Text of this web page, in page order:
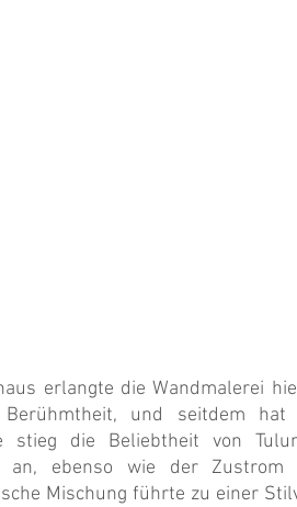
erlangte die Wandmalerei
Berühmtheit, und seitdem
stieg die Beliebtheit von
an, ebenso wie der Zustrom
Mischung führte zu einer